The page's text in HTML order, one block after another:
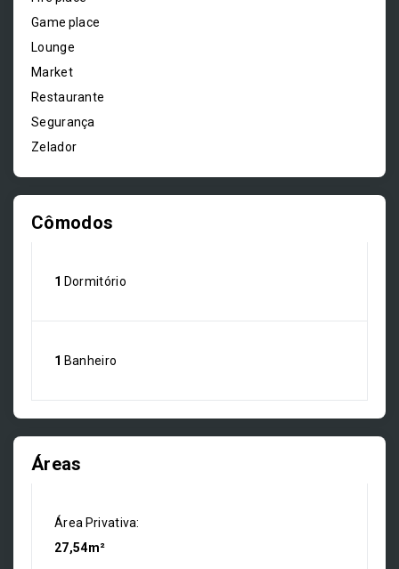
Game place
Lounge
Market
Restaurante
Segurança
Zelador
Cômodos
1 Dormitório
1 Banheiro
Áreas
Área Privativa:
27,54m²